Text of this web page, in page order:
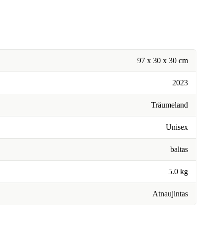
97 x 30 x 30 cm
2023
Träumeland
Unisex
baltas
5.0 kg
Atnaujintas